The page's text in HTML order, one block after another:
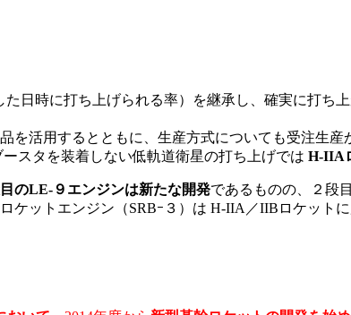
日時に打ち上げられる率）を継承し、確実に打ち
を活用するとともに、生産方式についても受注生
スタを装着しない低軌道衛星の打ち上げでは H-IIA
目のLE-９エンジンは新たな開発であるものの、２段
ケットエンジン（SRBｰ３）は H-IIA／IIBロケット